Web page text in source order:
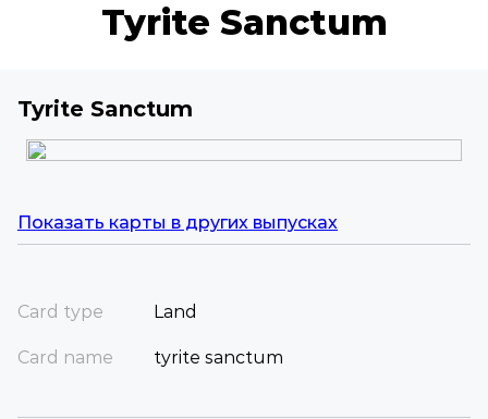
Tyrite Sanctum
Tyrite Sanctum
Показать карты в других выпусках
Card type Land
Card name tyrite sanctum